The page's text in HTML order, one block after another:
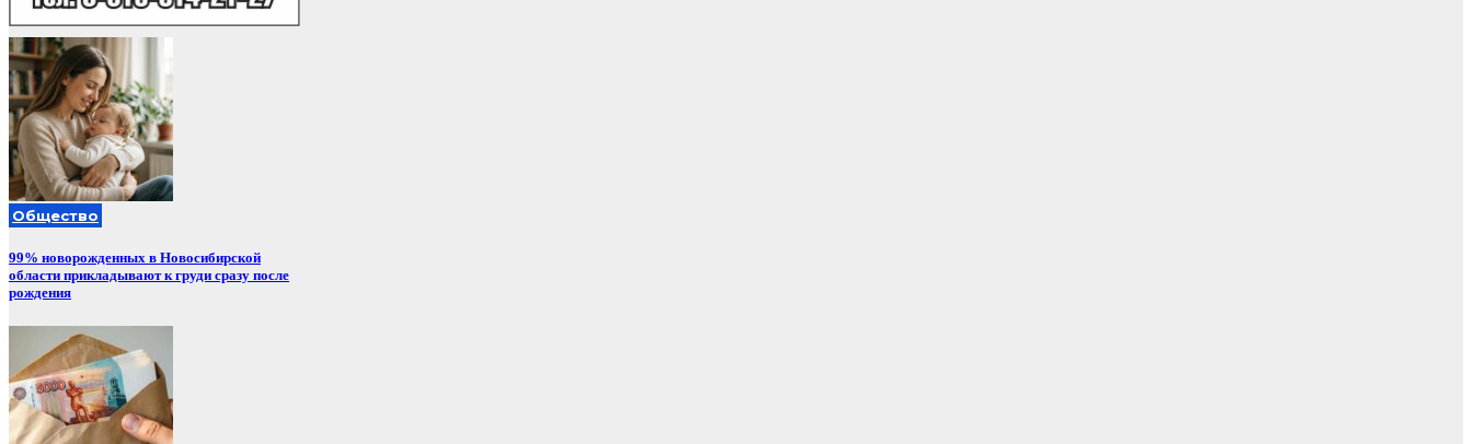
Общество
99% новорожденных в Новосибирской
области прикладывают к груди сразу после
рождения